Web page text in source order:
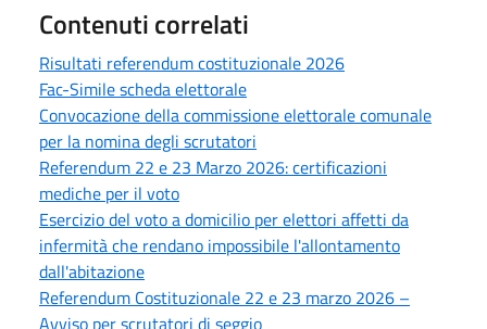
Contenuti correlati
Risultati referendum costituzionale 2026
Fac-Simile scheda elettorale
Convocazione della commissione elettorale comunale
per la nomina degli scrutatori
Referendum 22 e 23 Marzo 2026: certificazioni
mediche per il voto
Esercizio del voto a domicilio per elettori affetti da
infermità che rendano impossibile l'allontamento
dall'abitazione
Referendum Costituzionale 22 e 23 marzo 2026 –
Avviso per scrutatori di seggio